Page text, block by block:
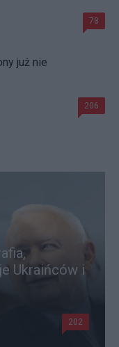
78
już nie
206
Ukraińców i
202